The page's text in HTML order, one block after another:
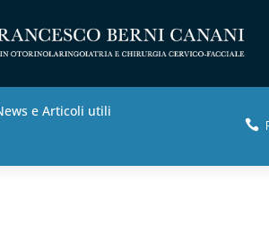
e Articoli utili
